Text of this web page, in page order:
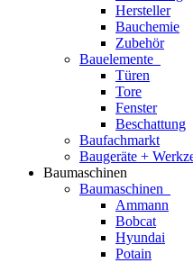
Hersteller
Bauchemie
Zubehör
Bauelemente
Türen
Tore
Fenster
Beschattung
Baufachmarkt
Baugeräte +
Baumaschinen
Baumaschinen
Ammann
Bobcat
Hyundai
Potain